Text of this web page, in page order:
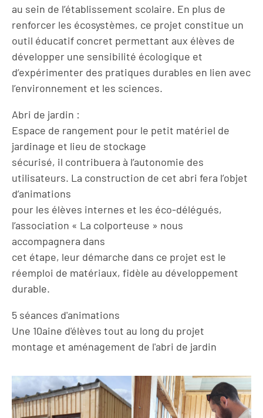
au sein de l’établissement scolaire. En plus de
renforcer les écosystèmes, ce projet constitue un
outil éducatif concret permettant aux élèves de
développer une sensibilité écologique et
d’expérimenter des pratiques durables en lien avec
l’environnement et les sciences.
Abri de jardin :
Espace de rangement pour le petit matériel de
jardinage et lieu de stockage
sécurisé, il contribuera à l’autonomie des
utilisateurs. La construction de cet abri fera l’objet
d’animations
pour les élèves internes et les éco-délégués,
l’association « La colporteuse » nous
accompagnera dans
cet étape, leur démarche dans ce projet est le
réemploi de matériaux, fidèle au développement
durable.
5 séances d'animations
Une 10aine d'élèves tout au long du projet
montage et aménagement de l'abri de jardin